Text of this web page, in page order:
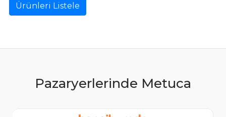
Ürünleri Listele